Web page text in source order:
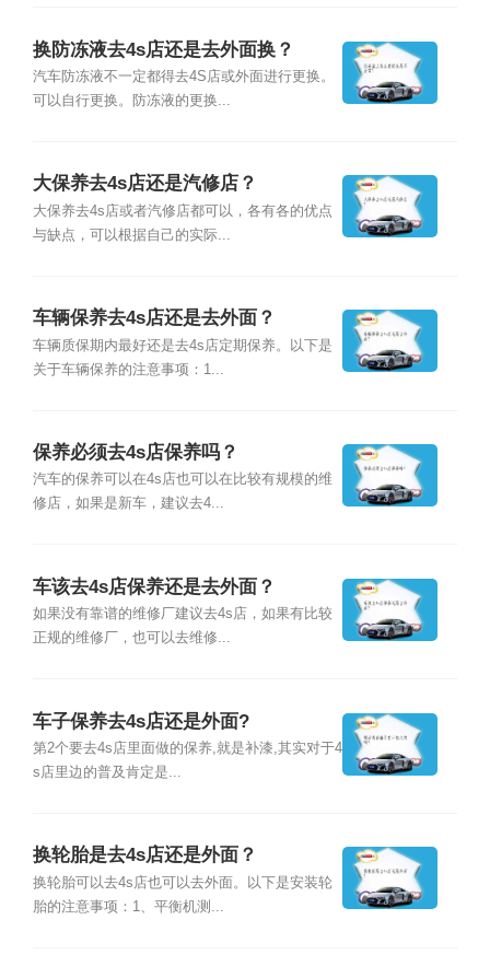
换防冻液去4s店还是去外面换？
汽车防冻液不一定都得去4S店或外面进行更换。
可以自行更换。防冻液的更换...
大保养去4s店还是汽修店？
大保养去4s店或者汽修店都可以，各有各的优点
与缺点，可以根据自己的实际...
车辆保养去4s店还是去外面？
车辆质保期内最好还是去4s店定期保养。以下是
关于车辆保养的注意事项：1...
保养必须去4s店保养吗？
汽车的保养可以在4s店也可以在比较有规模的维
修店，如果是新车，建议去4...
车该去4s店保养还是去外面？
如果没有靠谱的维修厂建议去4s店，如果有比较
正规的维修厂，也可以去维修...
车子保养去4s店还是外面?
第2个要去4s店里面做的保养,就是补漆,其实对于4
s店里边的普及肯定是...
换轮胎是去4s店还是外面？
换轮胎可以去4s店也可以去外面。以下是安装轮
胎的注意事项：1、平衡机测...